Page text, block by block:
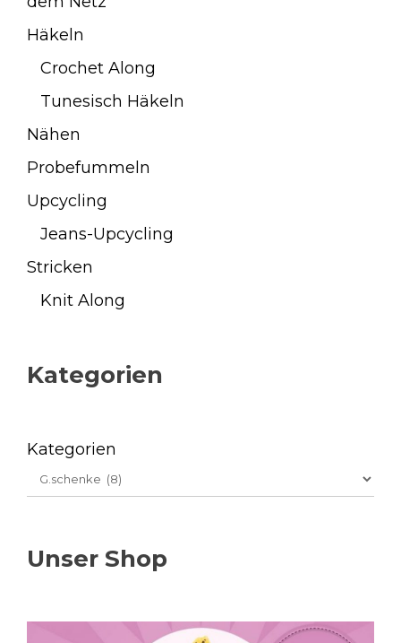
Häkeln
Crochet Along
Tunesisch Häkeln
Nähen
Probefummeln
Upcycling
Jeans-Upcycling
Stricken
Knit Along
Kategorien
Kategorien
Unser Shop